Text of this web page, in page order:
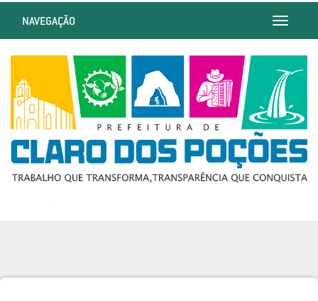
Toggle
NAVEGAÇÃO